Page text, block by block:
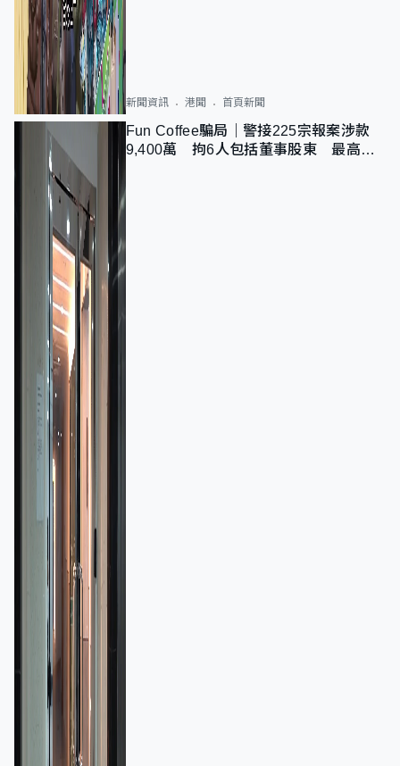
新聞資訊 港聞 首頁新聞
Fun Coffee騙局｜警接225宗報案涉款
9,400萬 拘6人包括董事股東 最高金